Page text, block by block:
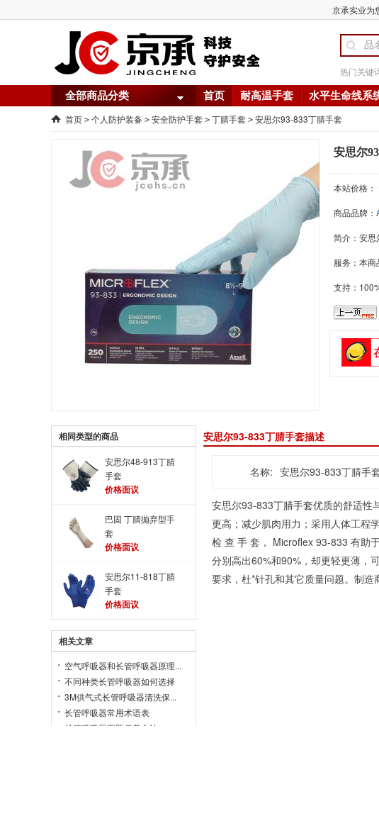
京承实业为
热门关键
全部商品分类 首页 耐高温手套 水平生命线系
首页 > 个人防护装备 > 安全防护手套 > 丁腈手套 > 安思尔93-833丁腈手套
安思尔
本站价格：
商品品牌：
简介： 安思
服务：本
支持：
相同类型的商品
安思尔48-913丁腈
手套
价格面议
巴固 丁腈抛弃型手
套
价格面议
安思尔11-818丁腈
手套
价格面议
相关文章
空气呼吸器和长管呼吸器原理...
不同种类长管呼吸器如何选择
3M供气式长管呼吸器清洗保...
长管呼吸器常用术语表
长管呼吸器面罩保养方法
安思尔93-833丁腈手套描述
名称: 安思尔93-833丁腈手
安思尔93-833丁腈手套优质的舒适性
更高；减少肌肉用力；采用人体工程
检 查 手 套， Microflex 93-833 有助
分别高出60%和90%，却更轻更薄，
要求，杜*针孔和其它质量问题。制